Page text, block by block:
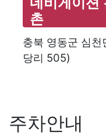
네비게이션
촌
충북 영동군 심
당리 505)
주차안내